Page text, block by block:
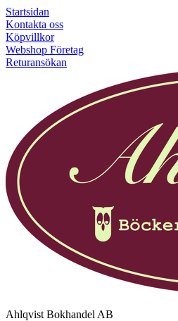
Startsidan
Kontakta oss
Köpvillkor
Webshop Företag
Returansökan
Ahlqvist Bokhandel AB